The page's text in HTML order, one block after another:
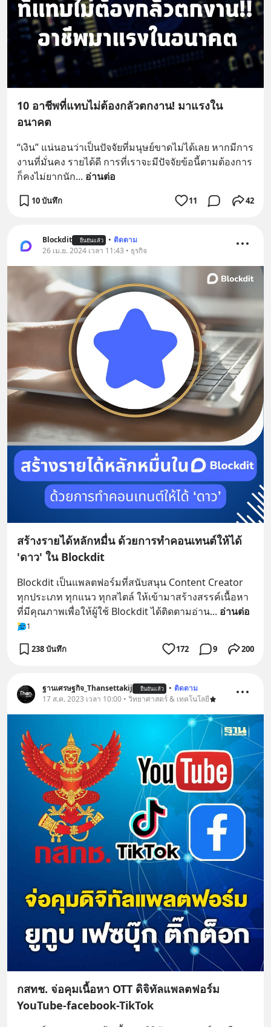
10 อาชีพที่แทบไม่ต้องกลัวตกงาน! มาแรงใน
อนาคต
“เงิน” แน่นอนว่าเป็นปัจจัยที่มนุษย์ขาดไม่ได้เลย หากมีการ
งานที่มั่นคง รายได้ดี การที่เราจะมีปัจจัยข้อนี้ตามต้องการ
ก็คงไม่ยากนัก... อ่านต่อ
10 บันทึก 11 42
Blockdit ยืนยันแล้ว • ติดตาม
26 เม.ย. 2024 เวลา 11:43 • ธุรกิจ
สร้างรายได้หลักหมื่น ด้วยการทำคอนเทนต์ให้ได้
'ดาว' ใน Blockdit
Blockdit เป็นแพลตฟอร์มที่สนับสนุน Content Creator
ทุกประเภท ทุกแนว ทุกสไตล์ ให้เข้ามาสร้างสรรค์เนื้อหา
ที่มีคุณภาพเพื่อให้ผู้ใช้ Blockdit ได้ติดตามอ่าน... อ่านต่อ
1
238 บันทึก 172 9 200
ฐานเศรษฐกิจ_Thansettakij ยืนยันแล้ว • ติดตาม
17 ส.ค. 2023 เวลา 10:00 • วิทยาศาสตร์ & เทคโนโลยี
กสทช. จ่อคุมเนื้อหา OTT ดิจิทัลแพลตฟอร์ม
YouTube-facebook-TikTok